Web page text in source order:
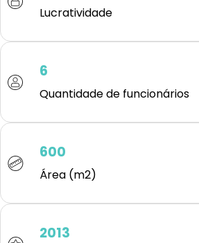
Lucratividade
6
Quantidade de funcionários
600
Área (m2)
2013